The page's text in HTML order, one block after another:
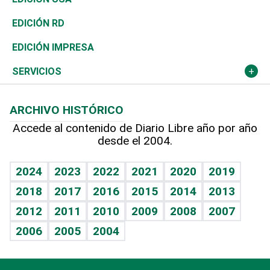
Ocenanía
Caribe
Resto del mundo
Telecom.
Global y variable
Economía personal
Sociales
Novedades
Podcast Arte Libre
Hablando con el pediatra
Vida y familia
Eñe
Celebrando la vida
Sin complejos
En pocas palabras
Tenis
Olimpismo
Más deportes
BRV
TBT Deportivo
En Directo
Frente al Statu Quo
El Espía
Columnistas
Más firmas
Historia
Despertando al gigante
Cambio climático
Revista
Deportes
Opinión
Hecho en casa
Guía del dinero
EDICIÓN RD
EDICIÓN IMPRESA
SERVICIOS
Cumpleaños
Horóscopos
Juegos
ARCHIVO HISTÓRICO
Accede al contenido de Diario Libre año por año
desde el 2004.
2024 2023 2022 2021 2020
2019
2018
2017 2016 2015 2014
2013
2012
2011 2010 2009 2008
2007
2006
2005 2004